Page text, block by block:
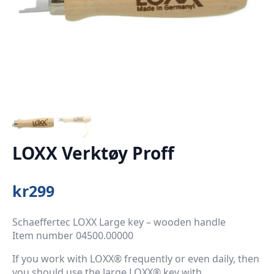
LOXX Verktøy Proff
kr299
Schaeffertec LOXX Large key – wooden handle
Item number 04500.00000
If you work with LOXX® frequently or even daily, then